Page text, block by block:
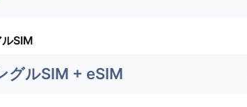
SIM
グルSIM + eSIM